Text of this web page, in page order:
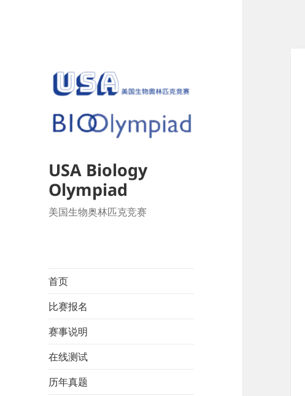
USA Biology
Olympiad
美国生物奥林匹克竞赛
首页
比赛报名
赛事说明
在线测试
历年真题